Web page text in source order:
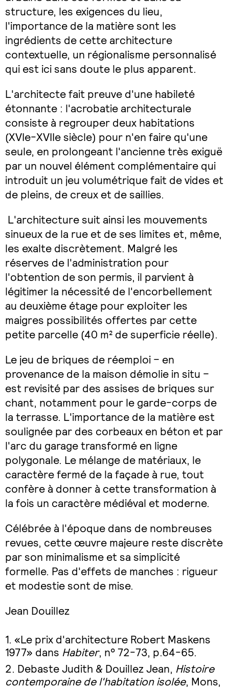
structure, les exigences du lieu,
l'importance de la matière sont les
ingrédients de cette architecture
contextuelle, un régionalisme personnalisé
qui est ici sans doute le plus apparent.
L'architecte fait preuve d'une habileté
étonnante : l'acrobatie architecturale
consiste à regrouper deux habitations
(XVIe-XVIIe siècle) pour n'en faire qu'une
seule, en prolongeant l'ancienne très exiguë
par un nouvel élément complémentaire qui
introduit un jeu volumétrique fait de vides et
de pleins, de creux et de saillies.
L'architecture suit ainsi les mouvements
sinueux de la rue et de ses limites et, même,
les exalte discrètement. Malgré les
réserves de l'administration pour
l'obtention de son permis, il parvient à
légitimer la nécessité de l'encorbellement
au deuxième étage pour exploiter les
maigres possibilités offertes par cette
petite parcelle (40 m² de superficie réelle).
Le jeu de briques de réemploi – en
provenance de la maison démolie in situ –
est revisité par des assises de briques sur
chant, notamment pour le garde-corps de
la terrasse. L'importance de la matière est
soulignée par des corbeaux en béton et par
l'arc du garage transformé en ligne
polygonale. Le mélange de matériaux, le
caractère fermé de la façade à rue, tout
confère à donner à cette transformation à
la fois un caractère médiéval et moderne.
Célébrée à l'époque dans de nombreuses
revues, cette œuvre majeure reste discrète
par son minimalisme et sa simplicité
formelle. Pas d'effets de manches : rigueur
et modestie sont de mise.
Jean Douillez
«Le prix d'architecture Robert Maskens
1977» dans Habiter, n° 72-73, p.64-65.
Debaste Judith & Douillez Jean, Histoire
contemporaine de l'habitation isolée, Mons,